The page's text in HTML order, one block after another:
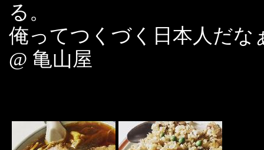
る。
俺ってつくづく日本人だな
@ 亀山屋